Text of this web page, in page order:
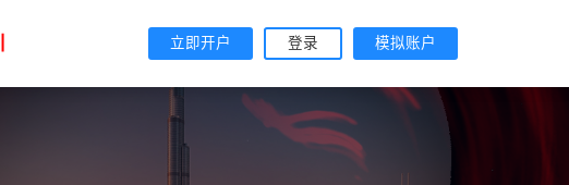
立即开户 登录 模拟账户